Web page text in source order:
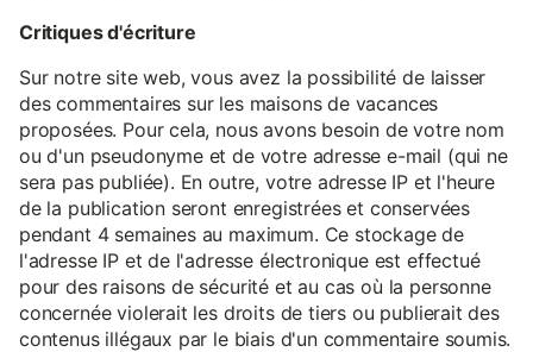
Critiques d'écriture
Sur notre site web, vous avez la possibilité de laisser
des commentaires sur les maisons de vacances
proposées. Pour cela, nous avons besoin de votre nom
ou d'un pseudonyme et de votre adresse e-mail (qui ne
sera pas publiée). En outre, votre adresse IP et l'heure
de la publication seront enregistrées et conservées
pendant 4 semaines au maximum. Ce stockage de
l'adresse IP et de l'adresse électronique est effectué
pour des raisons de sécurité et au cas où la personne
concernée violerait les droits de tiers ou publierait des
contenus illégaux par le biais d'un commentaire soumis.